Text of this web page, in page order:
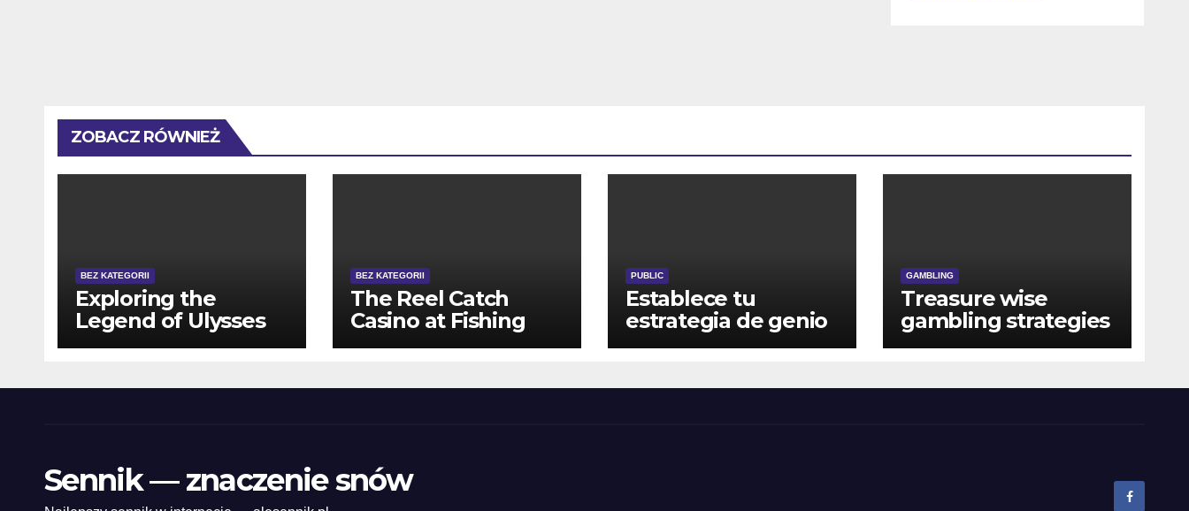
ZOBACZ RÓWNIEŻ
BEZ KATEGORII
Exploring the
Legend of Ulysses
on Ulisse Slot
BEZ KATEGORII
The Reel Catch
Casino at Fishing
Depot
PUBLIC
Establece tu
estrategia de genio
para una aventura
gratificante
GAMBLING
Treasure wise
gambling strategies
and manage your
Sennik — znaczenie snów